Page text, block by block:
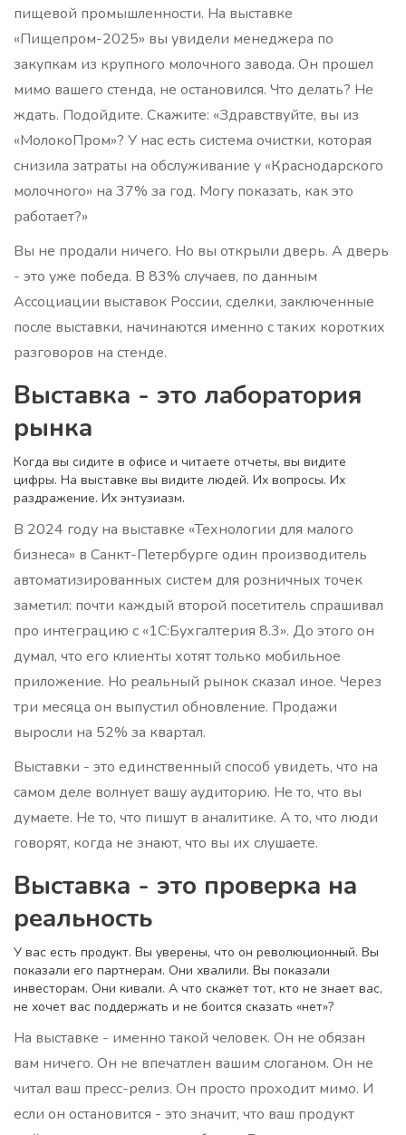
пищевой промышленности. На выставке
«Пищепром-2025» вы увидели менеджера по
закупкам из крупного молочного завода. Он прошел
мимо вашего стенда, не остановился. Что делать? Не
ждать. Подойдите. Скажите: «Здравствуйте, вы из
«МолокоПром»? У нас есть система очистки, которая
снизила затраты на обслуживание у «Краснодарского
молочного» на 37% за год. Могу показать, как это
работает?»
Вы не продали ничего. Но вы открыли дверь. А дверь
- это уже победа. В 83% случаев, по данным
Ассоциации выставок России, сделки, заключенные
после выставки, начинаются именно с таких коротких
разговоров на стенде.
Выставка - это лаборатория
рынка
Когда вы сидите в офисе и читаете отчеты, вы видите
цифры. На выставке вы видите людей. Их вопросы. Их
раздражение. Их энтузиазм.
В 2024 году на выставке «Технологии для малого
бизнеса» в Санкт-Петербурге один производитель
автоматизированных систем для розничных точек
заметил: почти каждый второй посетитель спрашивал
про интеграцию с «1С:Бухгалтерия 8.3». До этого он
думал, что его клиенты хотят только мобильное
приложение. Но реальный рынок сказал иное. Через
три месяца он выпустил обновление. Продажи
выросли на 52% за квартал.
Выставки - это единственный способ увидеть, что на
самом деле волнует вашу аудиторию. Не то, что вы
думаете. Не то, что пишут в аналитике. А то, что люди
говорят, когда не знают, что вы их слушаете.
Выставка - это проверка на
реальность
У вас есть продукт. Вы уверены, что он революционный. Вы
показали его партнерам. Они хвалили. Вы показали
инвесторам. Они кивали. А что скажет тот, кто не знает вас,
не хочет вас поддержать и не боится сказать «нет»?
На выставке - именно такой человек. Он не обязан
вам ничего. Он не впечатлен вашим слоганом. Он не
читал ваш пресс-релиз. Он просто проходит мимо. И
если он остановится - это значит, что ваш продукт